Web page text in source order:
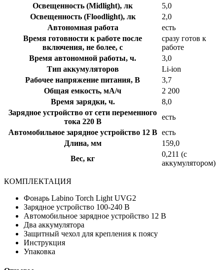
Освещенность (Midlight), лк
5,0
Освещенность (Floodlight), лк
2,0
Автономная работа
есть
Время готовности к работе после
включения, не более, с
сразу готов к
работе
Время автономной работы, ч.
3,0
Тип аккумуляторов
Li-ion
Рабочее напряжение питания, В
3,7
Общая емкость, мА/ч
2 200
Время зарядки, ч.
8,0
Зарядное устройство от сети переменного
тока 220 В
есть
Автомобильное зарядное устройство 12 В есть
Длина, мм
159,0
Вес, кг
0,211 (с
аккумулятором)
КОМПЛЕКТАЦИЯ
Фонарь Labino Torch Light UVG2
Зарядное устройство 100-240 В
Автомобильное зарядное устройство 12 В
Два аккумулятора
Защитный чехол для крепления к поясу
Инструкция
Упаковка